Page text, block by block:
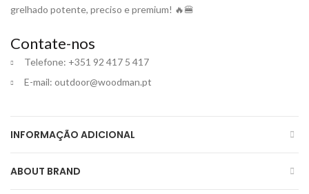
grelhado potente, preciso e premium! 🔥🍔
Contate-nos
Telefone: +351 92 417 5 417
E-mail: outdoor@woodman.pt
INFORMAÇÃO ADICIONAL
ABOUT BRAND